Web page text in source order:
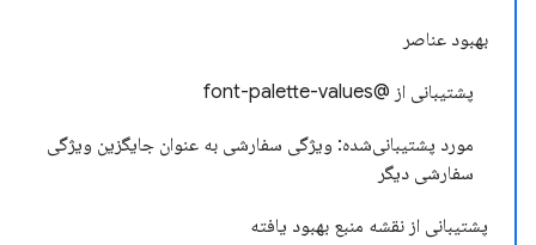
بهبود عناصر
پشتیبانی از @font-palette-values
مورد پشتیبانی‌شده: ویژگی سفارشی به عنوان جایگزین ویژگی
سفارشی دیگر
پشتیبانی از نقشه منبع بهبود یافته